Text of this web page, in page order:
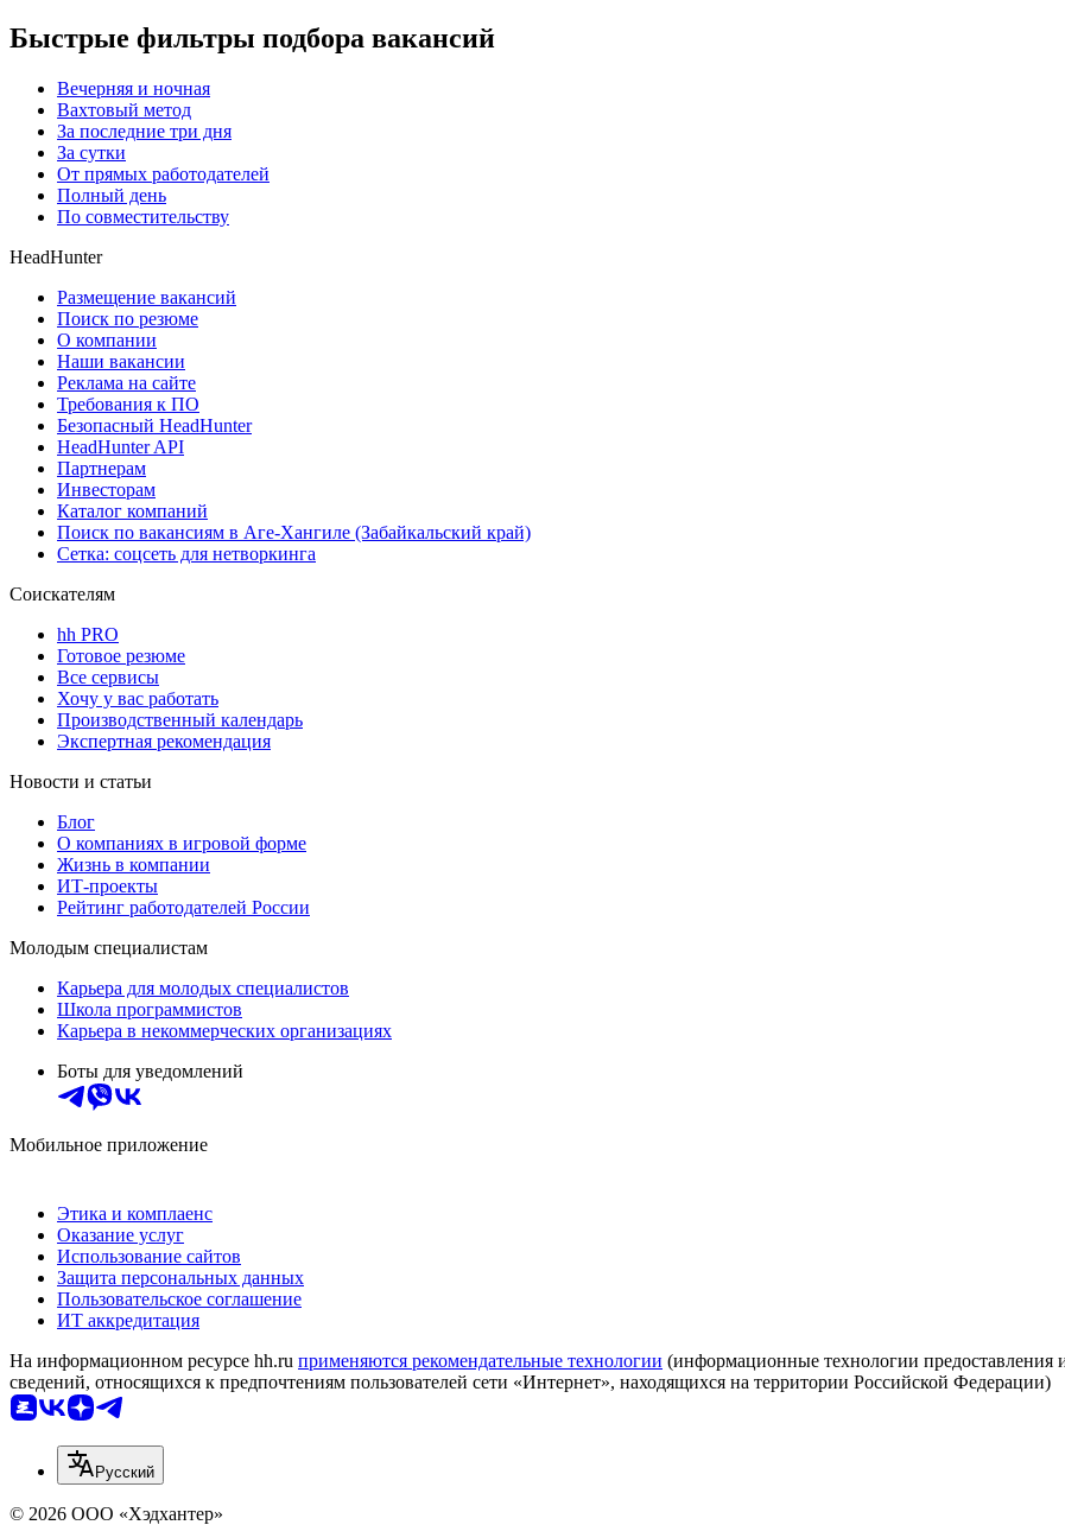
Быстрые фильтры подбора вакансий
Вечерняя и ночная
Вахтовый метод
За последние три дня
За сутки
От прямых работодателей
Полный день
По совместительству
HeadHunter
Размещение вакансий
Поиск по резюме
О компании
Наши вакансии
Реклама на сайте
Требования к ПО
Безопасный HeadHunter
HeadHunter API
Партнерам
Инвесторам
Каталог компаний
Поиск по вакансиям в Аге-Хангиле (Забайкальский край)
Сетка: соцсеть для нетворкинга
Соискателям
hh PRO
Готовое резюме
Все сервисы
Хочу у вас работать
Производственный календарь
Экспертная рекомендация
Новости и статьи
Блог
О компаниях в игровой форме
Жизнь в компании
ИТ-проекты
Рейтинг работодателей России
Молодым специалистам
Карьера для молодых специалистов
Школа программистов
Карьера в некоммерческих организациях
Боты для уведомлений
Мобильное приложение
Этика и комплаенс
Оказание услуг
Использование сайтов
Защита персональных данных
Пользовательское соглашение
ИТ аккредитация
На информационном ресурсе hh.ru применяются рекомендательные технологии (информационные технологии предоставления
сведений, относящихся к предпочтениям пользователей сети «Интернет», находящихся на территории Российской Федерации)
Русский
© 2026 ООО «Хэдхантер»